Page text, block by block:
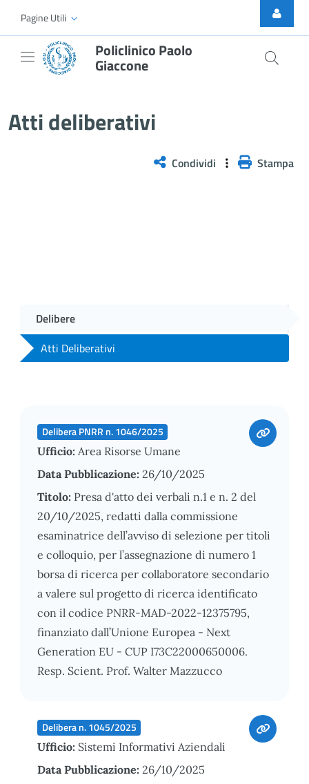
Skip to Main Content
Pagine Utili
Policlinico Paolo
Giaccone
Atti deliberativi
Condividi Stampa
Delibere
Atti Deliberativi
Delibera PNRR n. 1046/2025
Ufficio: Area Risorse Umane
Data Pubblicazione: 26/10/2025
Titolo: Presa d'atto dei verbali n.1 e n. 2 del
20/10/2025, redatti dalla commissione
esaminatrice dell’avviso di selezione per titoli
e colloquio, per l’assegnazione di numero 1
borsa di ricerca per collaboratore secondario
a valere sul progetto di ricerca identificato
con il codice PNRR-MAD-2022-12375795,
finanziato dall’Unione Europea - Next
Generation EU - CUP I73C22000650006.
Resp. Scient. Prof. Walter Mazzucco
Delibera n. 1045/2025
Ufficio: Sistemi Informativi Aziendali
Data Pubblicazione: 26/10/2025